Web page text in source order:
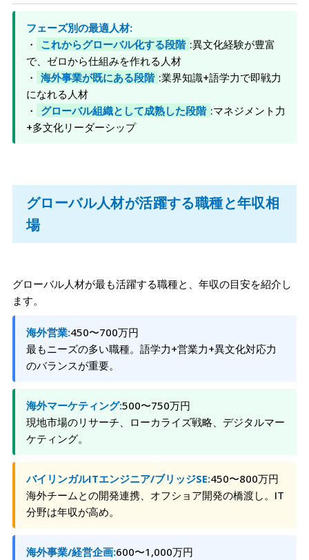
フェーズ別の最適人材:
・
これからグローバル化する段階 :異文化経験が豊富
で、ゼロから仕組みを作れる人材
・ 海外事業が既にある段階 :業界知識+語学力で即戦力
になれる人材
・
グローバル組織として成熟した段階 :マネジメント力
+多文化リーダーシップ
グローバル人材が活躍する職種と年収相
場
グローバル人材が最も活躍する職種と、年収の目安を紹介し
ます。
海外営業:450〜700万円
最もニーズの多い職種。語学力+営業力+異文化対応力
のバランスが重要。
海外マーケティング:500〜750万円
現地市場のリサーチ、ローカライズ戦略、デジタルマー
ケティング。
バイリンガルITエンジニア/ブリッジSE:450〜800万円
海外チームとの開発連携、オフショア開発の橋渡し。IT
分野は年収が高め。
海外事業/経営企画:600〜1,000万円